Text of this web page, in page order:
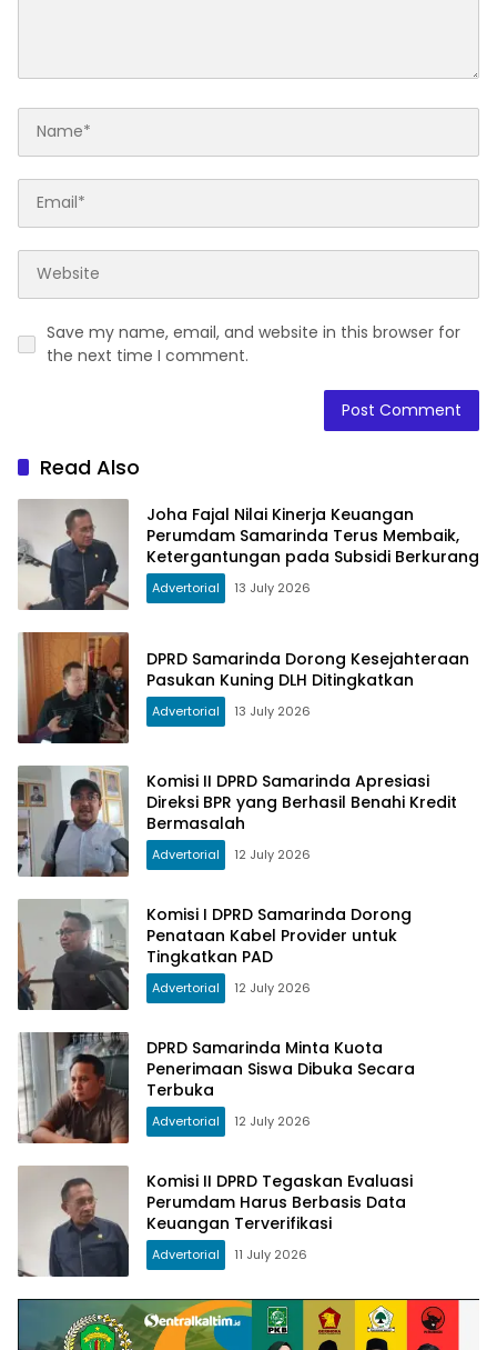
Save my name, email, and website in this browser for
the next time I comment.
Read Also
Joha Fajal Nilai Kinerja Keuangan
Perumdam Samarinda Terus Membaik,
Ketergantungan pada Subsidi Berkurang
Advertorial 13 July 2026
DPRD Samarinda Dorong Kesejahteraan
Pasukan Kuning DLH Ditingkatkan
Advertorial 13 July 2026
Komisi II DPRD Samarinda Apresiasi
Direksi BPR yang Berhasil Benahi Kredit
Bermasalah
Advertorial 12 July 2026
Komisi I DPRD Samarinda Dorong
Penataan Kabel Provider untuk
Tingkatkan PAD
Advertorial 12 July 2026
DPRD Samarinda Minta Kuota
Penerimaan Siswa Dibuka Secara
Terbuka
Advertorial 12 July 2026
Komisi II DPRD Tegaskan Evaluasi
Perumdam Harus Berbasis Data
Keuangan Terverifikasi
Advertorial 11 July 2026